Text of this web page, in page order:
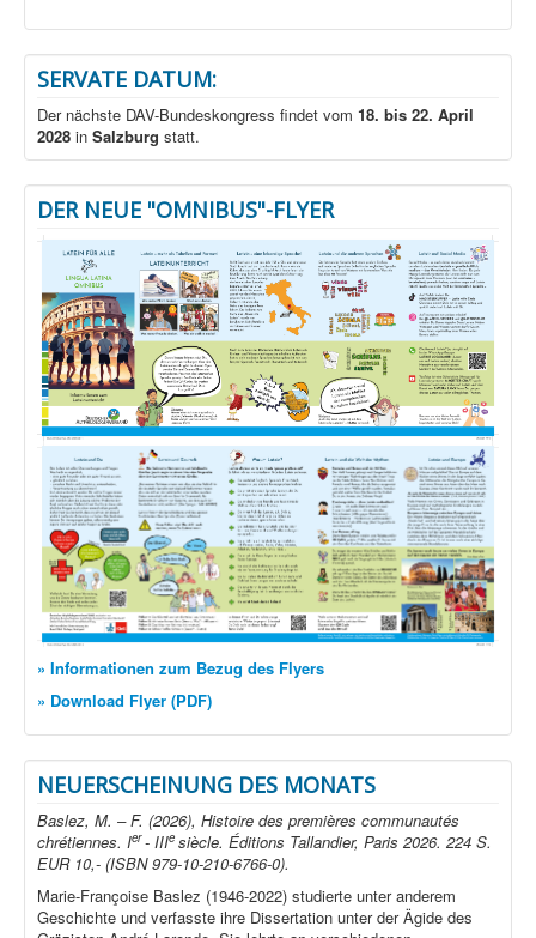
SERVATE DATUM:
Der nächste DAV-Bundeskongress findet vom 18. bis 22. April
2028 in Salzburg statt.
DER NEUE "OMNIBUS"-FLYER
» Informationen zum Bezug des Flyers
» Download Flyer (PDF)
NEUERSCHEINUNG DES MONATS
Baslez, M. – F. (2026), Histoire des premières communautés
chrétiennes. Ier- IIIe siècle. Éditions Tallandier, Paris 2026. 224 S.
EUR 10,- (ISBN 979-10-210-6766-0).
Marie-Françoise Baslez (1946-2022) studierte unter anderem
Geschichte und verfasste ihre Dissertation unter der Ägide des